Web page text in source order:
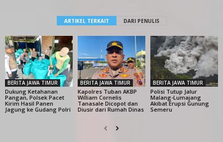
ARTIKEL TERKAIT DARI PENULIS
BERITA JAWA TIMUR
Dukung Ketahanan
Pangan, Polsek Pacet
Kirim Hasil Panen
Jagung ke Gudang Polri
BERITA JAWA TIMUR
Kapolres Tuban AKBP
William Cornelis
Tanasale Dicopot dan
Diusir dari Rumah Dinas
BERITA JAWA TIMUR
Polisi Tutup Jalur
Malang-Lumajang
Akibat Erupsi Gunung
Semeru